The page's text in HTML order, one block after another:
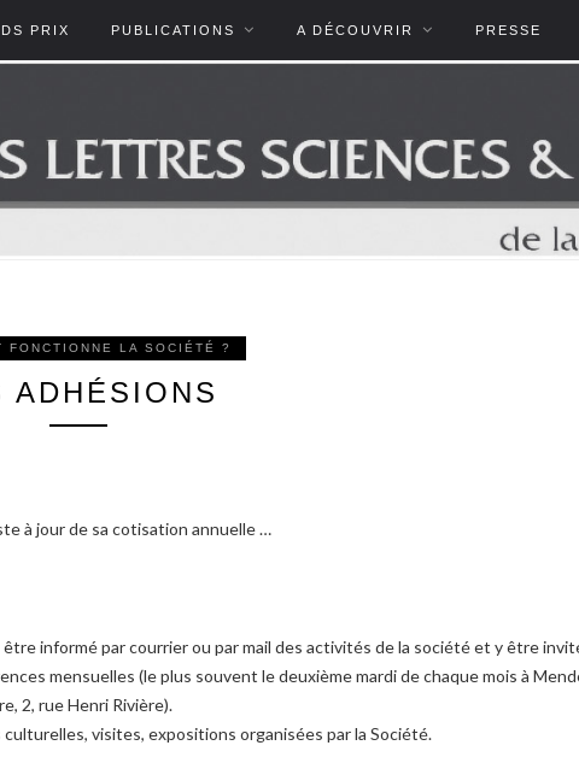
PRIX PUBLICATIONS A DÉCOUVRIR PRESSE
FONCTIONNE LA SOCIÉTÉ ?
ADHÉSIONS
à jour de sa cotisation annuelle …
être informé par courrier ou par mail des activités de la société et y être
mensuelles (le plus souvent le deuxième mardi de chaque mois à
2, rue Henri Rivière).
culturelles, visites, expositions organisées par la Société.